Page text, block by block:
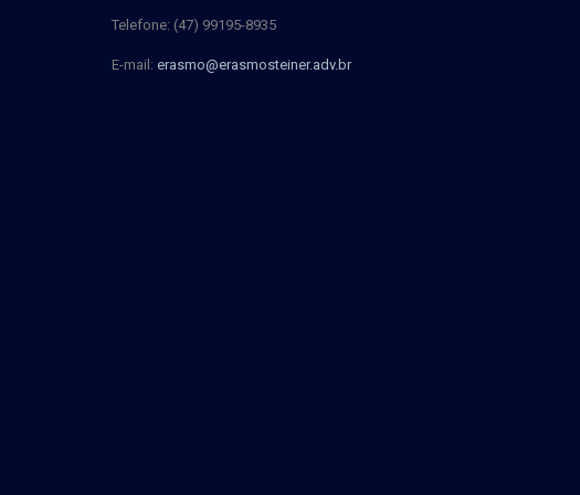
Telefone: (47) 99195-8935
E-mail: erasmo@erasmosteiner.adv.br